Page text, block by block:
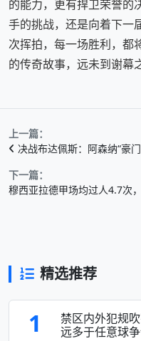
的能力，更有捍卫荣誉的
手的挑战，还是向着下一
次挥拍，每一场胜利，都
的传奇故事，远未到谢幕
上一篇：
决战布达佩斯：阿森纳“豪
下一篇：
穆西亚拉德甲场均过人4.7次
精选推荐
1
禁区内外犯规
远多于任意球